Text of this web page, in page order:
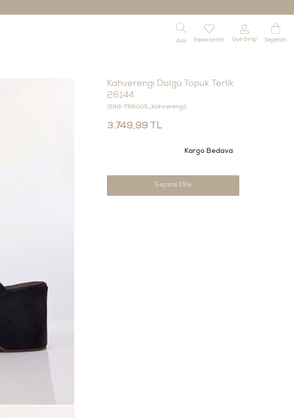
Favorilerim Üye Girişi Sepetim
Kahverengi Dolgu Topuk Terlik
26144
(5IN1-TRK005_Kahverengi)
3.749,99 TL
Kargo Bedava